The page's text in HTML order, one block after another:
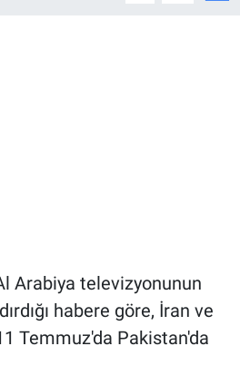
Arabiya televizyonunun
habere göre, İran ve
Temmuz'da Pakistan'da